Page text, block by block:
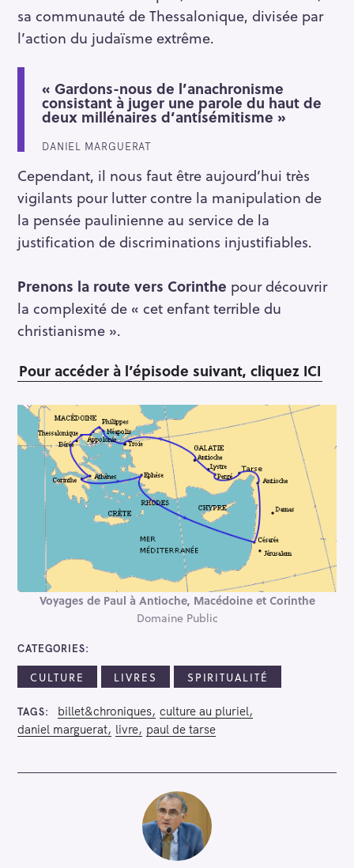
sa communauté de Thessalonique, divisée par
l’action du judaïsme extrême.
« Gardons-nous de l’anachronisme
consistant à juger une parole du haut de
deux millénaires d’antisémitisme »
DANIEL MARGUERAT
Cependant, il nous faut être aujourd’hui très
vigilants pour lutter contre la manipulation de
la pensée paulinienne au service de la
justification de discriminations injustifiables.
Prenons la route vers Corinthe pour découvrir
la complexité de « cet enfant terrible du
christianisme ».
Pour accéder à l’épisode suivant, cliquez ICI
Voyages de Paul à Antioche, Macédoine et Corinthe
Domaine Public
CATEGORIES
CULTURE LIVRES SPIRITUALITÉ
TAGS billet&chroniques culture au pluriel
daniel marguerat livre paul de tarse